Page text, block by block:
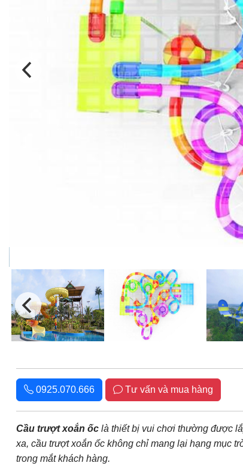
0925.070.666 Tư vấn và mua hàng
Cầu trượt xoắn ốclà thiết bị vui chơi thường được
xa, cầu trượt xoắn ốc không chỉ mang lại hạng mục
trong mắt khách hàng.